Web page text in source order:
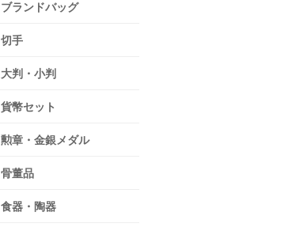
ブランドバッグ
切手
大判・小判
貨幣セット
勲章・金銀メダル
骨董品
食器・陶器